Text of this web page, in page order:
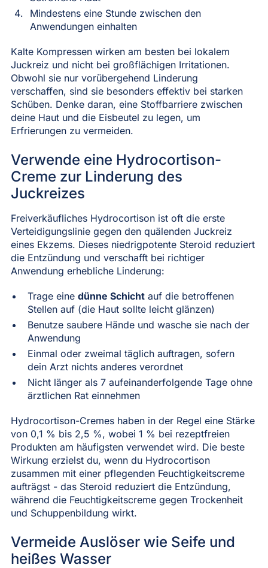
Mindestens eine Stunde zwischen den
Anwendungen einhalten
Kalte Kompressen wirken am besten bei lokalem
Juckreiz und nicht bei großflächigen Irritationen.
Obwohl sie nur vorübergehend Linderung
verschaffen, sind sie besonders effektiv bei starken
Schüben. Denke daran, eine Stoffbarriere zwischen
deine Haut und die Eisbeutel zu legen, um
Erfrierungen zu vermeiden.
Verwende eine Hydrocortison-
Creme zur Linderung des
Juckreizes
Freiverkäufliches Hydrocortison ist oft die erste
Verteidigungslinie gegen den quälenden Juckreiz
eines Ekzems. Dieses niedrigpotente Steroid reduziert
die Entzündung und verschafft bei richtiger
Anwendung erhebliche Linderung:
Trage eine dünne Schichtauf die betroffenen
Stellen auf (die Haut sollte leicht glänzen)
Benutze saubere Hände und wasche sie nach der
Anwendung
Einmal oder zweimal täglich auftragen, sofern
dein Arzt nichts anderes verordnet
Nicht länger als 7 aufeinanderfolgende Tage ohne
ärztlichen Rat einnehmen
Hydrocortison-Cremes haben in der Regel eine Stärke
von 0,1 % bis 2,5 %, wobei 1 % bei rezeptfreien
Produkten am häufigsten verwendet wird. Die beste
Wirkung erzielst du, wenn du Hydrocortison
zusammen mit einer pflegenden Feuchtigkeitscreme
aufträgst - das Steroid reduziert die Entzündung,
während die Feuchtigkeitscreme gegen Trockenheit
und Schuppenbildung wirkt.
Vermeide Auslöser wie Seife und
heißes Wasser